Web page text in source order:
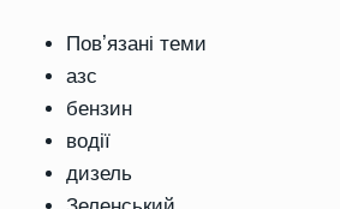
Повʼязані теми
азс
бензин
водії
дизель